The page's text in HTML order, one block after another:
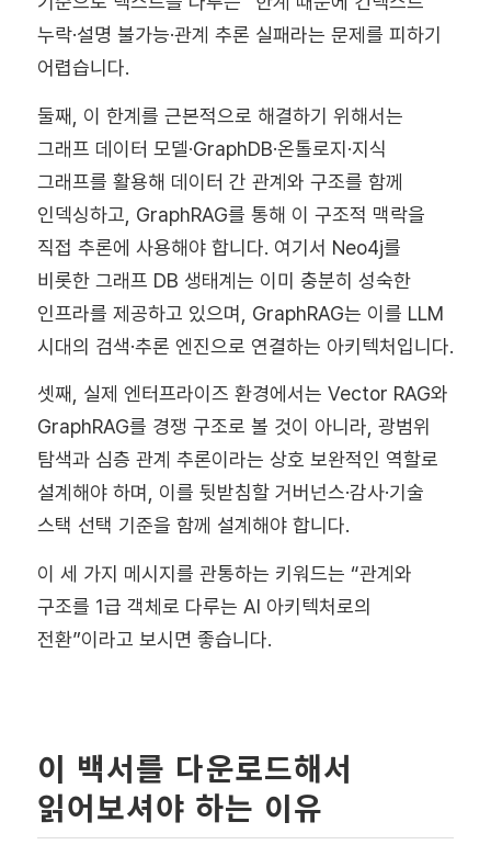
누락·설명 불가능·관계 추론 실패라는 문제를 피하기
어렵습니다.
둘째, 이 한계를 근본적으로 해결하기 위해서는
그래프 데이터 모델·GraphDB·온톨로지·지식
그래프를 활용해 데이터 간 관계와 구조를 함께
인덱싱하고, GraphRAG를 통해 이 구조적 맥락을
직접 추론에 사용해야 합니다. 여기서 Neo4j를
비롯한 그래프 DB 생태계는 이미 충분히 성숙한
인프라를 제공하고 있으며, GraphRAG는 이를 LLM
시대의 검색·추론 엔진으로 연결하는 아키텍처입니다.
셋째, 실제 엔터프라이즈 환경에서는 Vector RAG와
GraphRAG를 경쟁 구조로 볼 것이 아니라, 광범위
탐색과 심층 관계 추론이라는 상호 보완적인 역할로
설계해야 하며, 이를 뒷받침할 거버넌스·감사·기술
스택 선택 기준을 함께 설계해야 합니다.
이 세 가지 메시지를 관통하는 키워드는 “관계와
구조를 1급 객체로 다루는 AI 아키텍처로의
전환”이라고 보시면 좋습니다.
이 백서를 다운로드해서
읽어보셔야 하는 이유